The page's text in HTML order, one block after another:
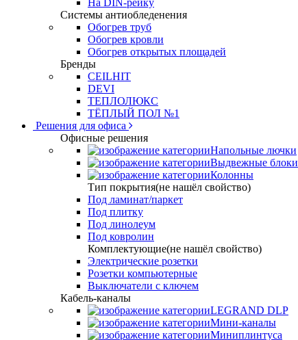
На DIN-рейку
Системы антиобледенения
Обогрев труб
Обогрев кровли
Обогрев открытых площадей
Бренды
CEILHIT
DEVI
ТЕПЛОЛЮКС
ТЁПЛЫЙ ПОЛ №1
Решения для офиса
Офисные решения
Напольные лючки
Выдвежные блоки
Колонны
Тип покрытия(не нашёл свойство)
Под ламинат/паркет
Под плитку
Под линолеум
Под ковролин
Комплектующие(не нашёл свойство)
Электрические розетки
Розетки компьютерные
Выключатели с ключем
Кабель-каналы
LEGRAND DLP
Мини-каналы
Миниплинтуса